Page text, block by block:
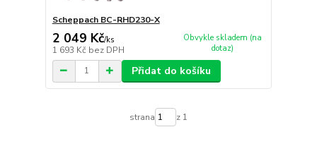
Scheppach BC-RHD230-X
2 049 Kč/ks
1 693 Kč bez DPH
Obvykle skladem (na
dotaz)
Přidat do košíku
strana z 1